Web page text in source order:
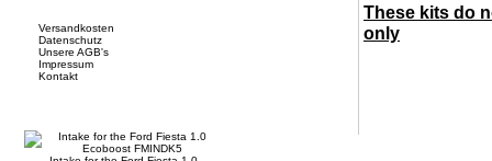
Versandkosten
Datenschutz
Unsere AGB's
Impressum
Kontakt
These kits do
only